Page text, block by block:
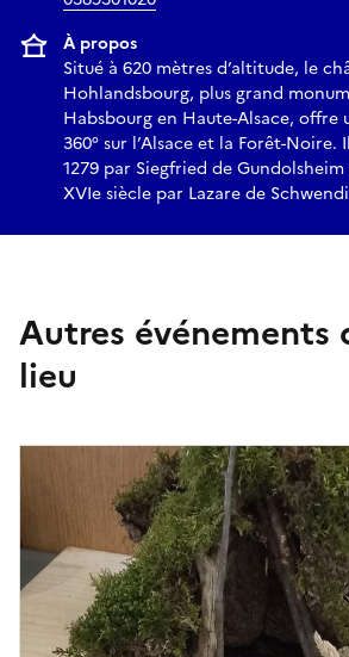
À propos
Situé à 620 mètres d’altitude, le
Hohlandsbourg, plus grand
Habsbourg en Haute-Alsace, offre
360° sur l’Alsace et la Forêt-
1279 par Siegfried de
XVIe siècle par Lazare de
Autres événements
lieu